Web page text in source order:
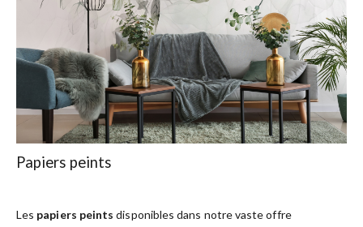
Papiers peints
Les papiers peints disponibles dans notre vaste offre